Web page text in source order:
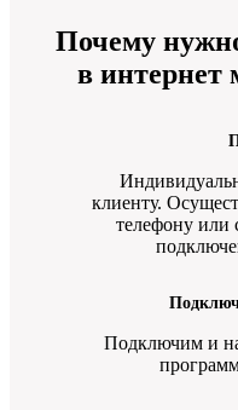
Почему
в интернет
клиенту.
телефону или
Подключим и